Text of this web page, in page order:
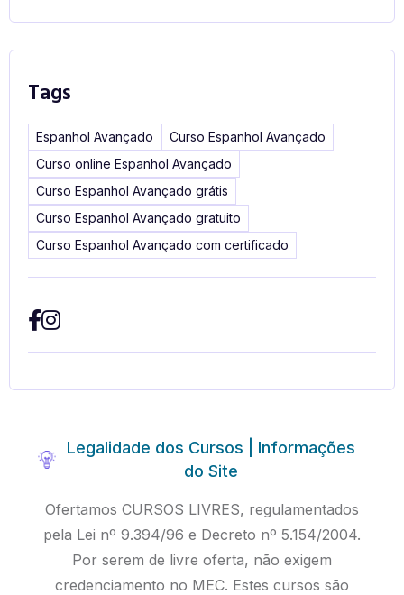
Legalidade dos Cursos | Informações
do Site
Ofertamos CURSOS LIVRES, regulamentados
pela Lei nº 9.394/96 e Decreto nº 5.154/2004.
Por serem de livre oferta, não exigem
credenciamento no MEC. Estes cursos são
Tags
Espanhol Avançado
Curso Espanhol Avançado
Curso online Espanhol Avançado
Curso Espanhol Avançado grátis
Curso Espanhol Avançado gratuito
Curso Espanhol Avançado com certificado